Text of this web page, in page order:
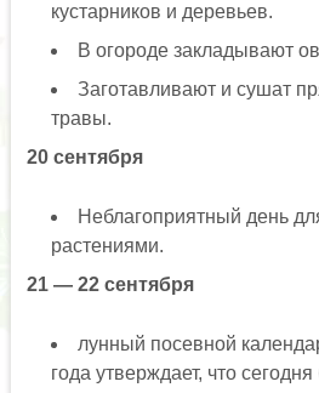
кустарников и деревьев.
В огороде закладывают
Заготавливают и сушат
травы.
20 сентября
Неблагоприятный день
растениями.
21 — 22 сентября
лунный посевной
года утверждает, что